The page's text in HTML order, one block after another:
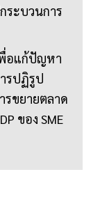
ระบวนการ
พื่อแก้ปัญหา
รปฏิรูป
รขยายตลาด
ของ SME